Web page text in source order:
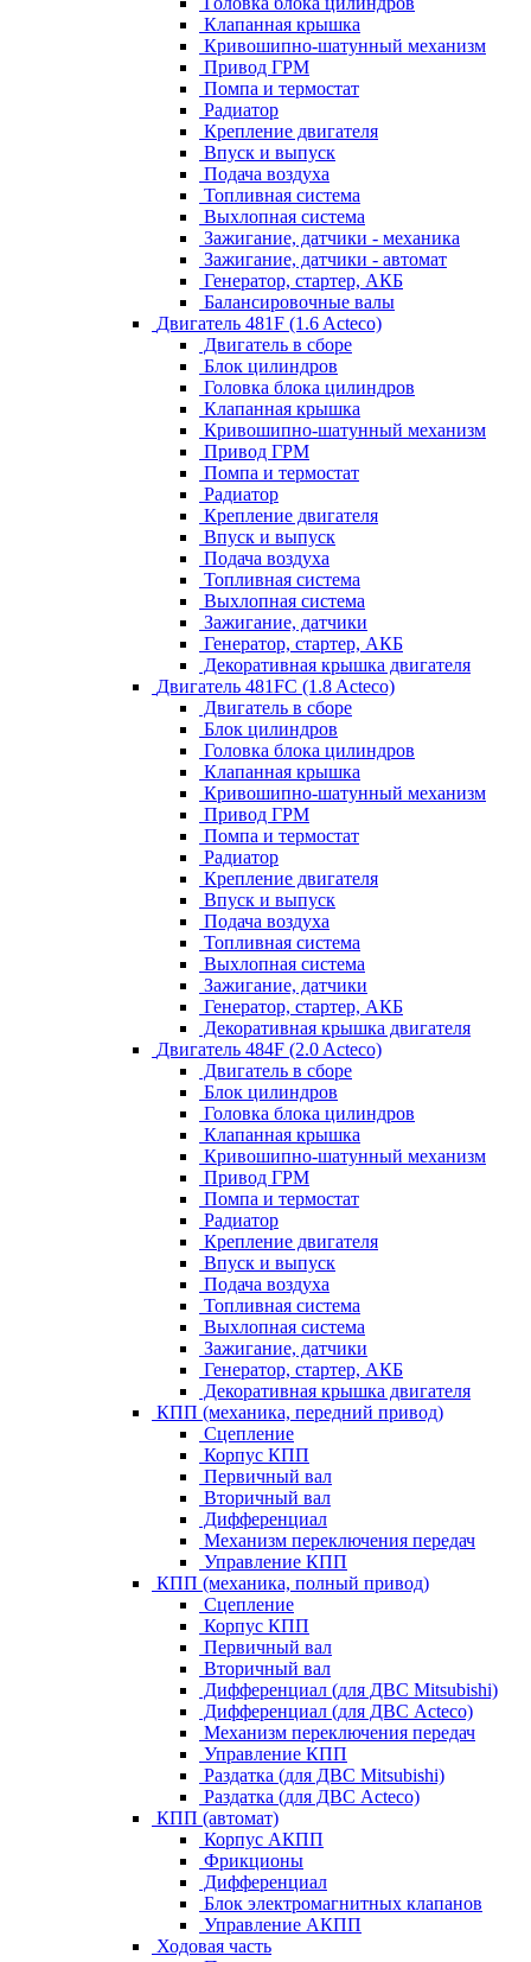
Клапанная крышка
Кривошипно-шатунный механизм
Привод ГРМ
Помпа и термостат
Радиатор
Крепление двигателя
Впуск и выпуск
Подача воздуха
Топливная система
Выхлопная система
Зажигание, датчики - механика
Зажигание, датчики - автомат
Генератор, стартер, АКБ
Балансировочные валы
Двигатель 481F (1.6 Acteco)
Двигатель в сборе
Блок цилиндров
Головка блока цилиндров
Клапанная крышка
Кривошипно-шатунный механизм
Привод ГРМ
Помпа и термостат
Радиатор
Крепление двигателя
Впуск и выпуск
Подача воздуха
Топливная система
Выхлопная система
Зажигание, датчики
Генератор, стартер, АКБ
Декоративная крышка двигателя
Двигатель 481FC (1.8 Acteco)
Двигатель в сборе
Блок цилиндров
Головка блока цилиндров
Клапанная крышка
Кривошипно-шатунный механизм
Привод ГРМ
Помпа и термостат
Радиатор
Крепление двигателя
Впуск и выпуск
Подача воздуха
Топливная система
Выхлопная система
Зажигание, датчики
Генератор, стартер, АКБ
Декоративная крышка двигателя
Двигатель 484F (2.0 Acteco)
Двигатель в сборе
Блок цилиндров
Головка блока цилиндров
Клапанная крышка
Кривошипно-шатунный механизм
Привод ГРМ
Помпа и термостат
Радиатор
Крепление двигателя
Впуск и выпуск
Подача воздуха
Топливная система
Выхлопная система
Зажигание, датчики
Генератор, стартер, АКБ
Декоративная крышка двигателя
КПП (механика, передний привод)
Сцепление
Корпус КПП
Первичный вал
Вторичный вал
Дифференциал
Механизм переключения передач
Управление КПП
КПП (механика, полный привод)
Сцепление
Корпус КПП
Первичный вал
Вторичный вал
Дифференциал (для ДВС Mitsubishi)
Дифференциал (для ДВС Acteco)
Механизм переключения передач
Управление КПП
Раздатка (для ДВС Mitsubishi)
Раздатка (для ДВС Acteco)
КПП (автомат)
Корпус АКПП
Фрикционы
Дифференциал
Блок электромагнитных клапанов
Управление АКПП
Ходовая часть